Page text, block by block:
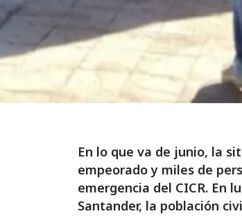
En lo que va de junio, la
empeorado y miles de
emergencia del CICR. En
Santander, la población